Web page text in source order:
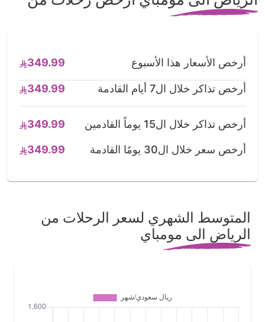
أرخص الأسعار هذا الأسبوع 349.99
أرخص تذاكر خلال ال7 أيام القادمة 349.99
أرخص تذاكر خلال ال15 يوماً القادمين 349.99
أرخص سعر خلال ال30 يومًا القادمة 349.99
المتوسط الشهري لسعر الرحلات من
الرياض الى مومباي